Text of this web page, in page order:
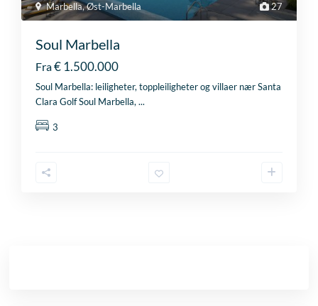
27
Marbella,Øst-Marbella
Soul Marbella
Fra€ 1.500.000
Soul Marbella: leiligheter, toppleiligheter og villaer nær Santa
Clara Golf Soul Marbella,...
3